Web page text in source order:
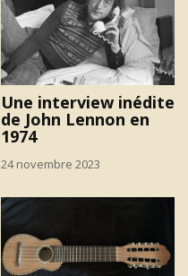
Une interview inédite
de John Lennon en
1974
24 novembre 2023